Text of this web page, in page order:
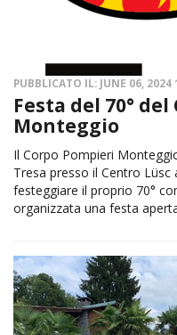
PUBBLICATO IL: JUNE 06, 2024
Festa del 70°
Monteggio
Il Corpo Pompieri
Tresa presso il Centro
festeggiare il proprio 70°
organizzata una festa